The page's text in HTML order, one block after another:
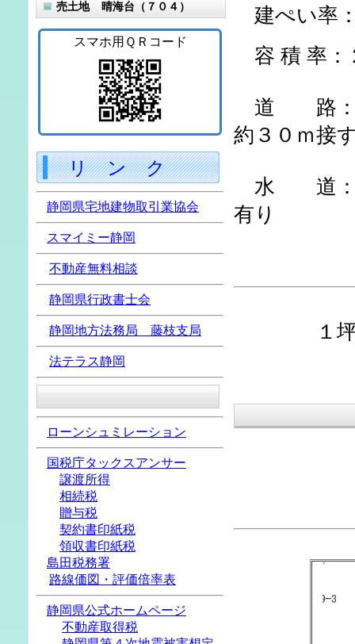
建ぺい率
容 積 率：
道 路：西
約３０ｍ接
水 道：西
有り
１坪当
売土地 晴海台（７０４）
スマホ用ＱＲコード
リ ン ク
静岡県宅地建物取引業協会
スマイミー静岡
不動産無料相談
静岡県行政書士会
静岡地方法務局 藤枝支局
法テラス静岡
ローンシュミレーション
国税庁タックスアンサー
譲渡所得
相続税
贈与税
契約書印紙税
領収書印紙税
島田税務署
路線価図・評価倍率表
静岡県公式ホームページ
不動産取得税